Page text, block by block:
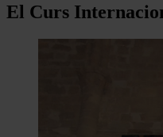
El Curs